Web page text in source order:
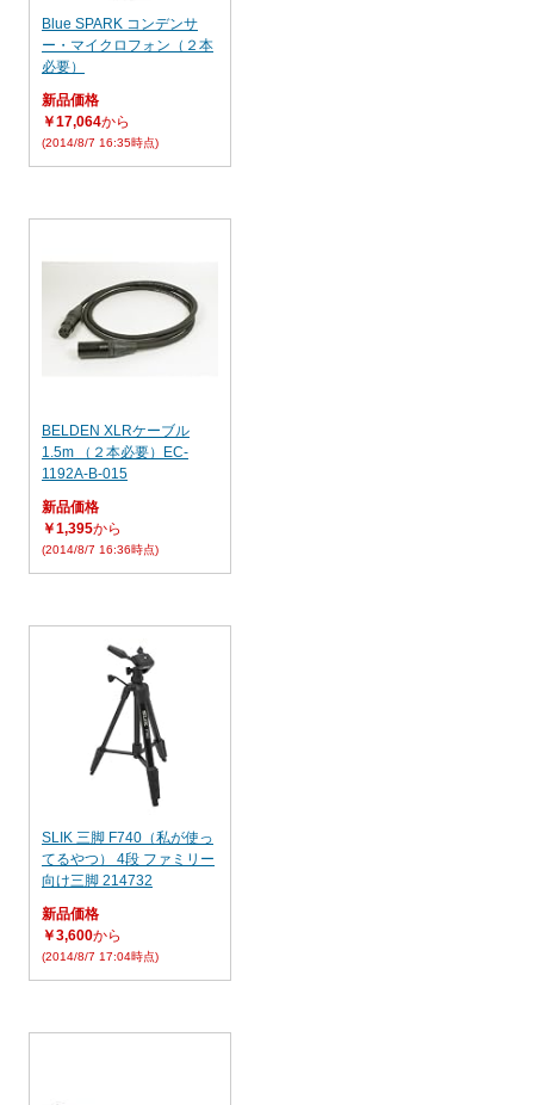
Blue SPARK コンデンサ
ー・マイクロフォン（２本
必要）
新品価格
￥17,064から
(2014/8/7 16:35時点)
BELDEN XLRケーブル
1.5m （２本必要）EC-
1192A-B-015
新品価格
￥1,395から
(2014/8/7 16:36時点)
SLIK 三脚 F740（私が使っ
てるやつ） 4段 ファミリー
向け三脚 214732
新品価格
￥3,600から
(2014/8/7 17:04時点)